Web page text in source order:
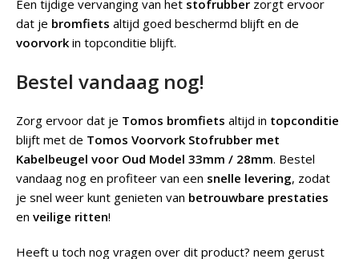
Een tijdige vervanging van het stofrubber zorgt ervoor
dat je bromfiets altijd goed beschermd blijft en de
voorvork in topconditie blijft.
Bestel vandaag nog!
Zorg ervoor dat je Tomos bromfiets altijd in topconditie
blijft met de Tomos Voorvork Stofrubber met
Kabelbeugel voor Oud Model 33mm / 28mm. Bestel
vandaag nog en profiteer van een snelle levering, zodat
je snel weer kunt genieten van betrouwbare prestaties
en veilige ritten!
Heeft u toch nog vragen over dit product? neem gerust